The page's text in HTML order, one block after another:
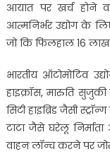
आयात पर खर्च होने
आत्मनिर्भर उद्योग के
जो कि फिलहाल 16
भारतीय ऑटोमोटिव
हाइक्रॉस, मारुति सुजुकी
सिटी हाइब्रिड जैसी
टाटा जैसे घरेलू
वाहन लॉन्च करने पर